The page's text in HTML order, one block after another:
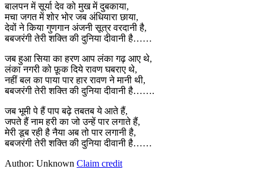
बालपन में सूर्या देव को मुख में दुबकाया,
मचा जगत में शोर भोर जब अंधियारा छाया,
देवों ने किया गुणगान अंजनी सूत्र वरदानी है,
बबजरंगी तेरी शक्ति की दुनिया दीवानी है……
जब हुआ सिया का हरण आप लंका गढ़ आए थे,
लंका नगरी को फ़ूक दिये रावण घबराए थे,
नहीं बल का पाया पार हार रावण ने मानी थी,
बबजरंगी तेरी शक्ति की दुनिया दीवानी है…….
जब भूमी पे हैं पाप बढ़े तबतब ये आते हैं,
जपते हैं नाम हरी का जो उन्हें पार लगाते हैं,
मेरी डूब रही है नैया अब तो पार लगानी है,
बबजरंगी तेरी शक्ति की दुनिया दीवानी है……
Author: Unknown Claim credit